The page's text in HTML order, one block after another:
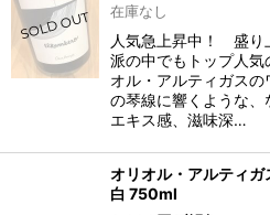
在庫なし
人気急上昇中！ 盛り
派の中でもトップ人
オル・アルティガス
の琴線に響くような
エキス感、滋味深…
オリオル・アルティ
白 750ml